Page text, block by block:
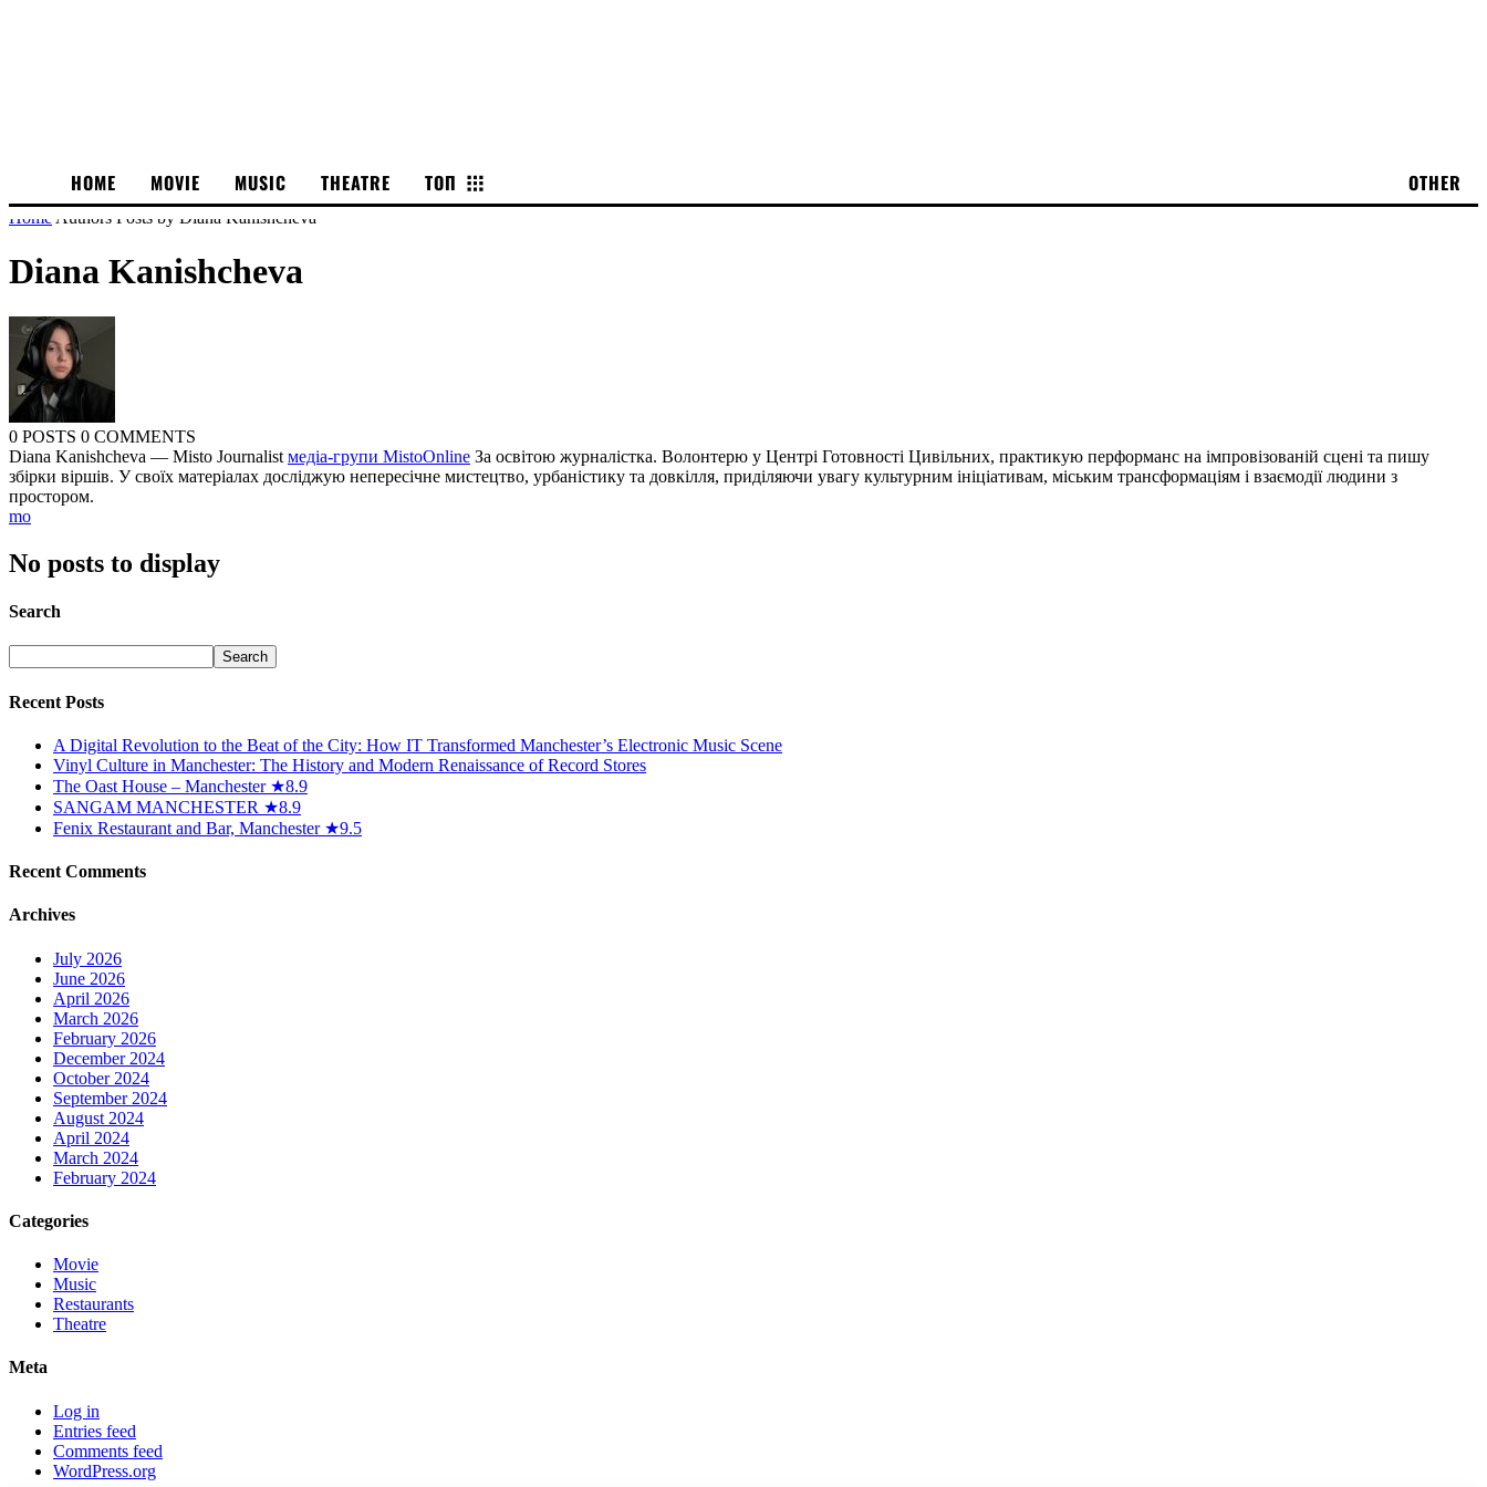
OTHER
HOME MOVIE MUSIC THEATRE ТОП
Home Authors Posts by Diana Kanishcheva
Diana Kanishcheva
0 POSTS 0 COMMENTS
Diana Kanishcheva — Misto Journalist медіа-групи MistoOnline За освітою журналістка. Волонтерю у Центрі Готовності Цивільних, практикую перформанс на імпровізованій сцені та пишу
збірки віршів. У своїх матеріалах досліджую непересічне мистецтво, урбаністику та довкілля, приділяючи увагу культурним ініціативам, міським трансформаціям і взаємодії людини з
простором.
No posts to display
Search
Recent Posts
A Digital Revolution to the Beat of the City: How IT Transformed Manchester’s Electronic Music Scene
Vinyl Culture in Manchester: The History and Modern Renaissance of Record Stores
The Oast House – Manchester ★8.9
SANGAM MANCHESTER ★8.9
Fenix Restaurant and Bar, Manchester ★9.5
Recent Comments
Archives
July 2026
June 2026
April 2026
March 2026
February 2026
December 2024
October 2024
September 2024
August 2024
April 2024
March 2024
February 2024
Categories
Movie
Music
Restaurants
Theatre
Meta
Log in
Entries feed
Comments feed
WordPress.org